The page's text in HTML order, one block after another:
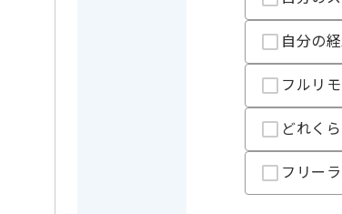
リモートワーク：初日からフルリモートを
自分の
フルリ
どれく
フリー